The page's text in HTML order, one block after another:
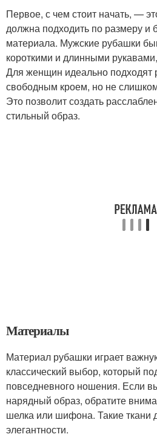
Первое, с чем стоит начать, —
должна подходить по размеру и
материала. Мужские рубашки
короткими и длинными
Для женщин идеально подходят
свободным кроем, но не
Это позволит создать
стильный образ.
Материалы
Материал рубашки играет
классический выбор, который
повседневного ношения. Если
нарядный образ, обратите
шелка или шифона. Такие ткани
элегантности.